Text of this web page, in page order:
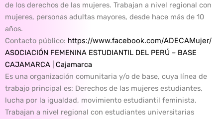
de los derechos de las mujeres. Trabajan a nivel regional con
mujeres, personas adultas mayores, desde hace más de 10
años.
Contacto público: https://www.facebook.com/ADECAMujer/
ASOCIACIÓN FEMENINA ESTUDIANTIL DEL PERÚ – BASE
CAJAMARCA | Cajamarca
Es una organización comunitaria y/o de base, cuya línea de
trabajo principal es: Derechos de las mujeres estudiantes,
lucha por la igualdad, movimiento estudiantil feminista.
Trabajan a nivel regional con estudiantes universitarias